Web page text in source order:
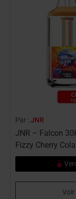
Par : JNR
JNR – Falcon
Fizzy Cherry Cola
Voir